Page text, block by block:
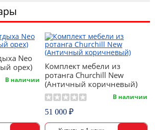
Neo
орех)
В наличии
Комплект мебели из
ротанга Churchill New
(Античный коричневый)
В наличии
51 000 ₽